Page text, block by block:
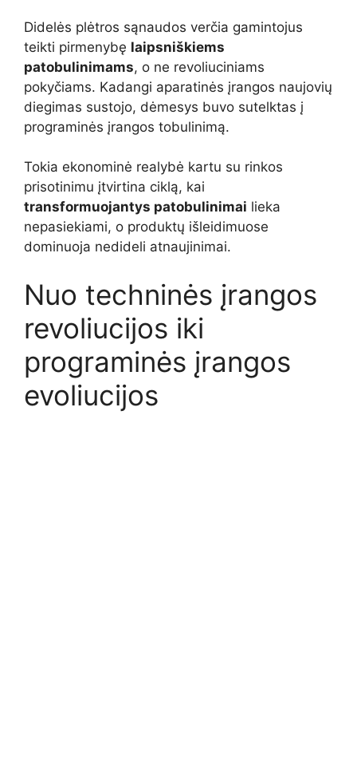
Didelės plėtros sąnaudos verčia gamintojus
teikti pirmenybę laipsniškiems
patobulinimams, o ne revoliuciniams
pokyčiams. Kadangi aparatinės įrangos naujovių
diegimas sustojo, dėmesys buvo sutelktas į
programinės įrangos tobulinimą.
Tokia ekonominė realybė kartu su rinkos
prisotinimu įtvirtina ciklą, kai
transformuojantys patobulinimai lieka
nepasiekiami, o produktų išleidimuose
dominuoja nedideli atnaujinimai.
Nuo techninės įrangos
revoliucijos iki
programinės įrangos
evoliucijos